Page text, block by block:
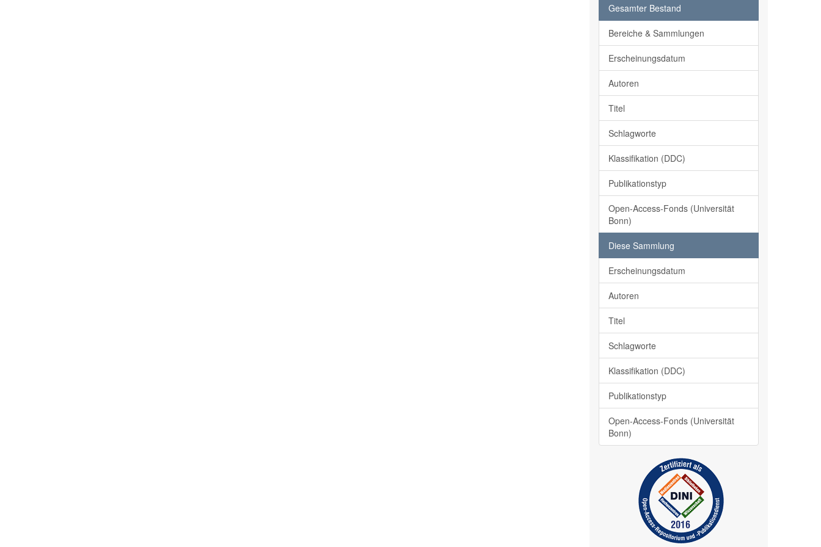
Gesamter Bestand
Bereiche & Sammlungen
Erscheinungsdatum
Autoren
Titel
Schlagworte
Klassifikation (DDC)
Publikationstyp
Open-Access-Fonds (Universität
Bonn)
Diese Sammlung
Erscheinungsdatum
Autoren
Titel
Schlagworte
Klassifikation (DDC)
Publikationstyp
Open-Access-Fonds (Universität
Bonn)